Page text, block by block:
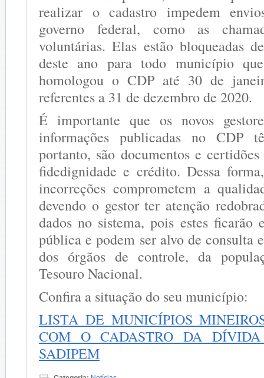
realizar o cadastro impedem
governo federal, como as
voluntárias. Elas estão bloqueadas
deste ano para todo município
homologou o CDP até 30 de
referentes a 31 de dezembro de 2020.
É importante que os novos
informações publicadas no CDP
portanto, são documentos e
fidedignidade e crédito. Dessa
incorreções comprometem a
devendo o gestor ter atenção
dados no sistema, pois estes ficarão
pública e podem ser alvo de consulta
dos órgãos de controle, da
Tesouro Nacional.
Confira a situação do seu município:
LISTA DE MUNICÍPIOS
COM O CADASTRO DA
SADIPEM